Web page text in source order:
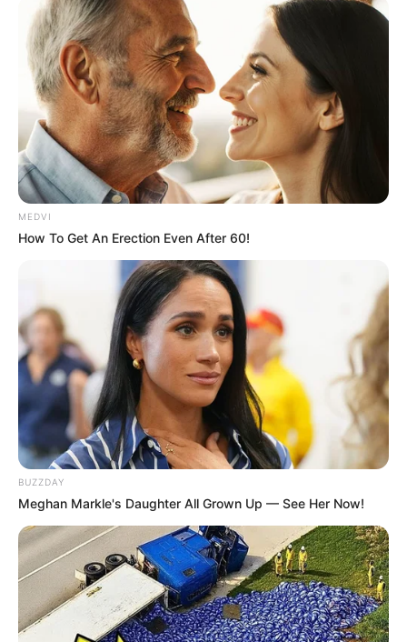
MEDVI
How To Get An Erection Even After 60!
BUZZDAY
Meghan Markle's Daughter All Grown Up — See Her Now!